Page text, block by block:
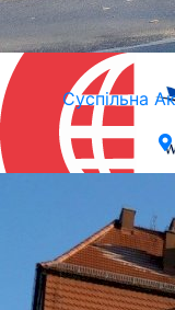
Суспільна